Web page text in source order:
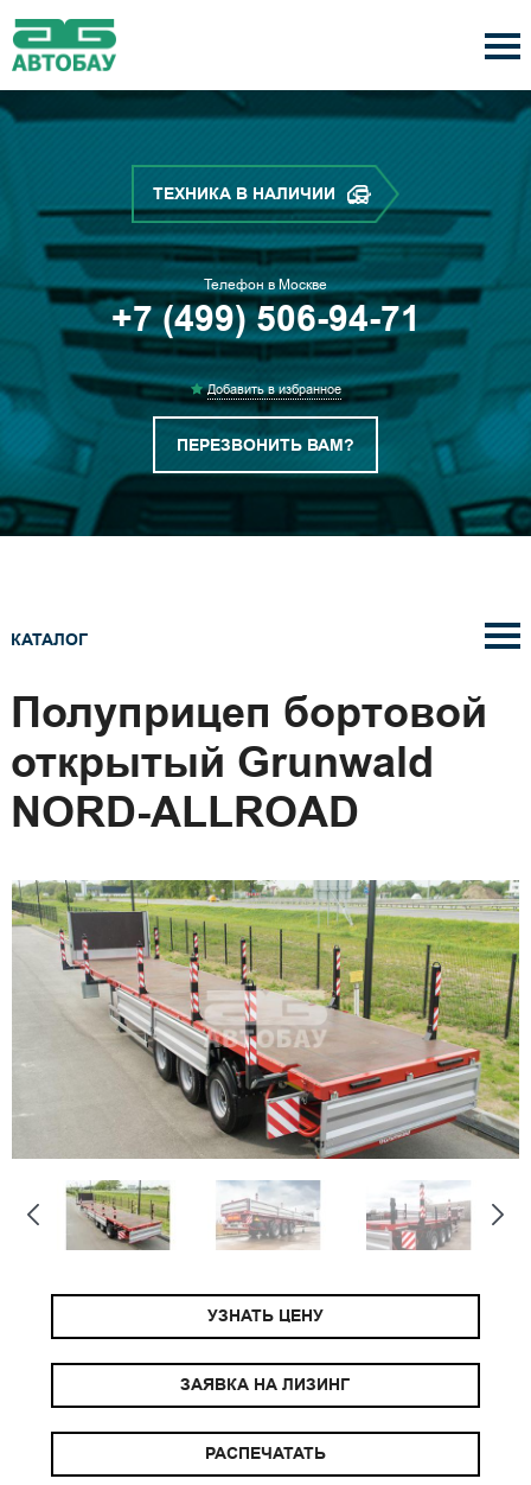
ТЕХНИКА В НАЛИЧИИ
Телефон в Москве
+7 (499) 506-94-71
Добавить в избранное
ПЕРЕЗВОНИТЬ ВАМ?
КАТАЛОГ
Полуприцеп бортовой
открытый Grunwald
NORD-ALLROAD
УЗНАТЬ ЦЕНУ
ЗАЯВКА НА ЛИЗИНГ
РАСПЕЧАТАТЬ